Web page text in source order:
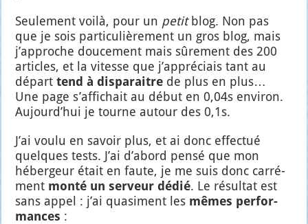
Seule­ment voi­là, pour un petitblog. Non pas
que je sois par­ti­cu­liè­re­ment un gros blog, mais
j’ap­proche dou­ce­ment mais sûre­ment des 200
articles, et la vitesse que j’ap­pré­ciais tant au
départtend à dis­pa­raitre de plus en plus…
Une page s’af­fi­chait au début en 0,04s envi­ron.
Aujourd’­hui je tourne autour des 0,1s.
J’ai vou­lu en savoir plus, et ai donc effec­tué
quelques tests. J’ai d’a­bord pen­sé que mon
héber­geur était en faute, je me suis donc car­ré­
ment mon­té un ser­veur dédié. Le résul­tat est
sans appel : j’ai qua­si­ment les mêmes per­for­
mances :